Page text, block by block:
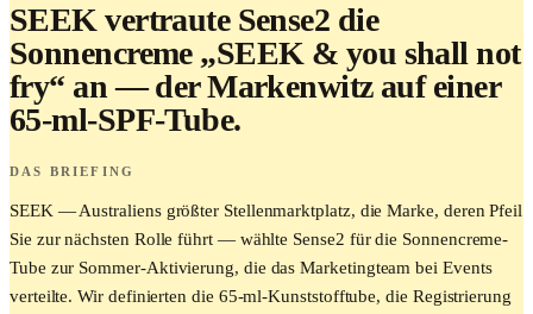
SEEK vertraute Sense2 die
Sonnencreme „SEEK & you shall not
fry“ an — der Markenwitz auf einer
65-ml-SPF-Tube.
DAS BRIEFING
SEEK — Australiens größter Stellenmarktplatz, die Marke, deren Pfeil
Sie zur nächsten Rolle führt — wählte Sense2 für die Sonnencreme-
Tube zur Sommer-Aktivierung, die das Marketingteam bei Events
verteilte. Wir definierten die 65-ml-Kunststofftube, die Registrierung